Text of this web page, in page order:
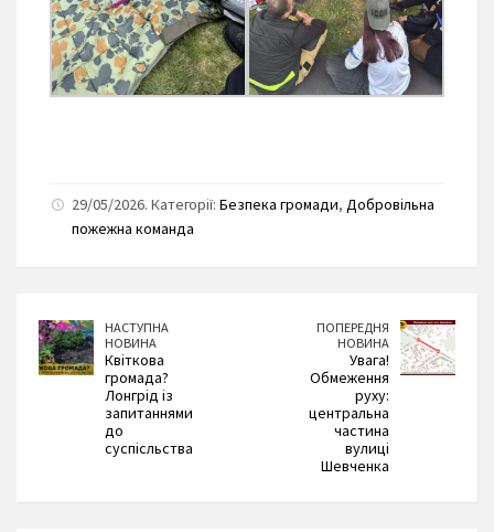
29/05/2026. Категорії: Безпека громади, Добровільна
пожежна команда
НАСТУПНА
НОВИНА
Квіткова
громада?
Лонгрід із
запитаннями
до
суспісльства
ПОПЕРЕДНЯ
НОВИНА
Увага!
Обмеження
руху:
центральна
частина
вулиці
Шевченка